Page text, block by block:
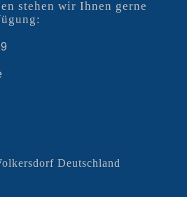
stehen wir Ihnen gerne
Deutschland